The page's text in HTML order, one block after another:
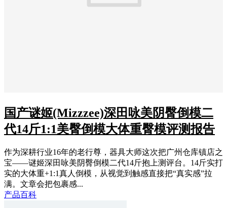
国产谜姬(Mizzzee)深田咏美阴臀倒模二
代14斤1:1美臀倒模大体重臀模评测报告
作为深耕行业16年的老行尊，器具大师这次把广州仓库镇店之
宝——谜姬深田咏美阴臀倒模二代14斤抱上测评台。14斤实打
实的大体重+1:1真人倒模，从视觉到触感直接把“真实感”拉
满。文章会把包裹感...
产品百科